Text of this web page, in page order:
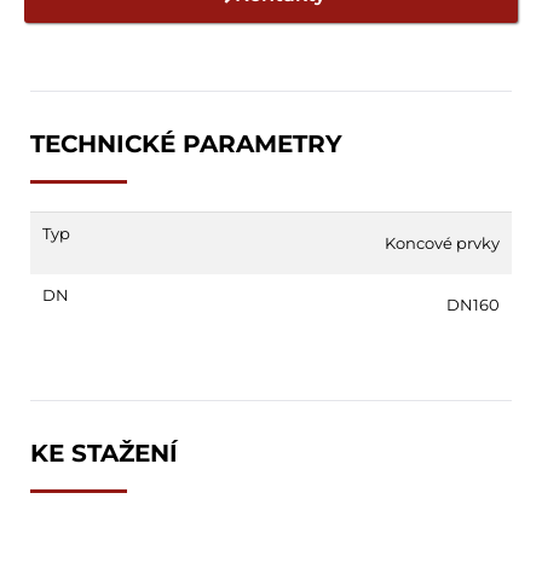
TECHNICKÉ PARAMETRY
Typ Koncové prvky
DN DN160
KE STAŽENÍ